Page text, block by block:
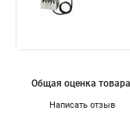
Написать отзыв
Общая оценка